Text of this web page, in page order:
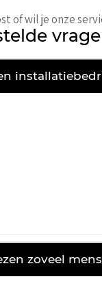
of wil je onze
zoveel